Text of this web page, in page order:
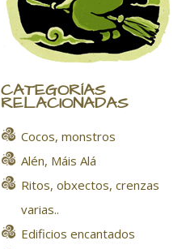
CATEGORÍAS
RELACIONADAS
Cocos, monstros
Alén, Máis Alá
Ritos, obxectos, crenzas
varias..
Edificios encantados